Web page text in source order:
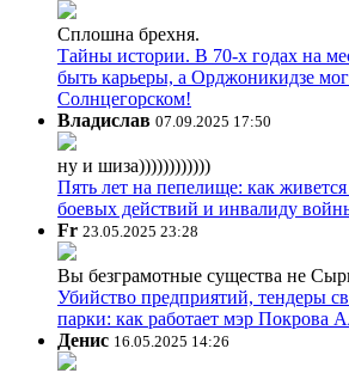
Сплошна брехня.
Тайны истории. В 70-х годах на
быть карьеры, а Орджоникидзе мог
Солнцегорском!
Владислав 07.09.2025 17:50
ну и шиза))))))))))))
Пять лет на пепелище: как
боевых действий и инвалиду
Fr 23.05.2025 23:28
Вы безграмотные существа не
Убийство предприятий, тендеры
парки: как работает мэр Покрова
Денис 16.05.2025 14:26